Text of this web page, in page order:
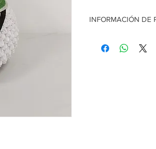
INFORMACIÓN DE
23 cm alto aprox